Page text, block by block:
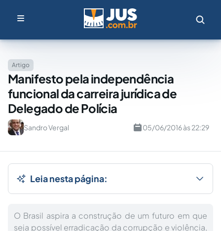
Artigo
Manifesto pela independência
funcional da carreira jurídica de
Delegado de Polícia
Sandro Vergal 05/06/2016 às 22:29
Leia nesta página:
O Brasil aspira a construção de um futuro em que
seja possível erradicação da corrupção e violência,